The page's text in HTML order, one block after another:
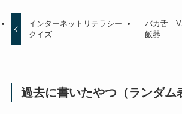
インターネットリテラシー
クイズ
バカ舌
飯器
過去に書いたやつ（ランダム